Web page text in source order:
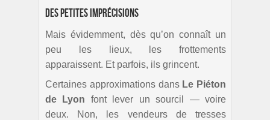
Des petites imprécisions
Mais évidemment, dès qu’on connaît un
peu les lieux, les frottements
apparaissent. Et parfois, ils grincent.
Certaines approximations dans Le Piéton
de Lyon font lever un sourcil — voire
deux. Non, les vendeurs de tresses